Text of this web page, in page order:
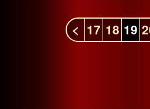
< 17 18 19